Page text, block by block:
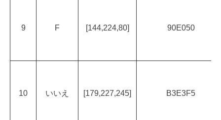
9 F [144,224,80] 90E050
10 いいえ [179,227,245] B3E3F5